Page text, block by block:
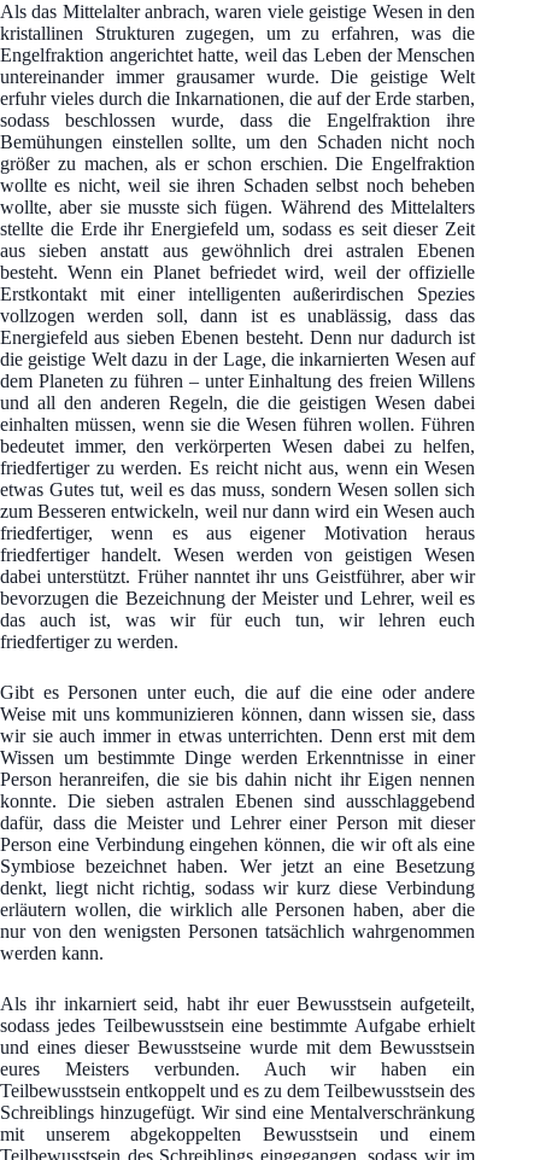
Als das Mittelalter anbrach, waren viele geistige Wesen in den
kristallinen Strukturen zugegen, um zu erfahren, was die
Engelfraktion angerichtet hatte, weil das Leben der Menschen
untereinander immer grausamer wurde. Die geistige Welt
erfuhr vieles durch die Inkarnationen, die auf der Erde starben,
sodass beschlossen wurde, dass die Engelfraktion ihre
Bemühungen einstellen sollte, um den Schaden nicht noch
größer zu machen, als er schon erschien. Die Engelfraktion
wollte es nicht, weil sie ihren Schaden selbst noch beheben
wollte, aber sie musste sich fügen. Während des Mittelalters
stellte die Erde ihr Energiefeld um, sodass es seit dieser Zeit
aus sieben anstatt aus gewöhnlich drei astralen Ebenen
besteht. Wenn ein Planet befriedet wird, weil der offizielle
Erstkontakt mit einer intelligenten außerirdischen Spezies
vollzogen werden soll, dann ist es unablässig, dass das
Energiefeld aus sieben Ebenen besteht. Denn nur dadurch ist
die geistige Welt dazu in der Lage, die inkarnierten Wesen auf
dem Planeten zu führen – unter Einhaltung des freien Willens
und all den anderen Regeln, die die geistigen Wesen dabei
einhalten müssen, wenn sie die Wesen führen wollen. Führen
bedeutet immer, den verkörperten Wesen dabei zu helfen,
friedfertiger zu werden. Es reicht nicht aus, wenn ein Wesen
etwas Gutes tut, weil es das muss, sondern Wesen sollen sich
zum Besseren entwickeln, weil nur dann wird ein Wesen auch
friedfertiger, wenn es aus eigener Motivation heraus
friedfertiger handelt. Wesen werden von geistigen Wesen
dabei unterstützt. Früher nanntet ihr uns Geistführer, aber wir
bevorzugen die Bezeichnung der Meister und Lehrer, weil es
das auch ist, was wir für euch tun, wir lehren euch
friedfertiger zu werden.
Gibt es Personen unter euch, die auf die eine oder andere
Weise mit uns kommunizieren können, dann wissen sie, dass
wir sie auch immer in etwas unterrichten. Denn erst mit dem
Wissen um bestimmte Dinge werden Erkenntnisse in einer
Person heranreifen, die sie bis dahin nicht ihr Eigen nennen
konnte. Die sieben astralen Ebenen sind ausschlaggebend
dafür, dass die Meister und Lehrer einer Person mit dieser
Person eine Verbindung eingehen können, die wir oft als eine
Symbiose bezeichnet haben. Wer jetzt an eine Besetzung
denkt, liegt nicht richtig, sodass wir kurz diese Verbindung
erläutern wollen, die wirklich alle Personen haben, aber die
nur von den wenigsten Personen tatsächlich wahrgenommen
werden kann.
Als ihr inkarniert seid, habt ihr euer Bewusstsein aufgeteilt,
sodass jedes Teilbewusstsein eine bestimmte Aufgabe erhielt
und eines dieser Bewusstseine wurde mit dem Bewusstsein
eures Meisters verbunden. Auch wir haben ein
Teilbewusstsein entkoppelt und es zu dem Teilbewusstsein des
Schreiblings hinzugefügt. Wir sind eine Mentalverschränkung
mit unserem abgekoppelten Bewusstsein und einem